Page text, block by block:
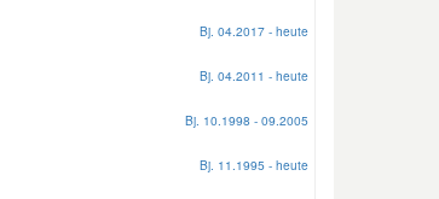
Bj. 04.2017 - heute
Bj. 04.2011 - heute
Bj. 10.1998 - 09.2005
Bj. 11.1995 - heute